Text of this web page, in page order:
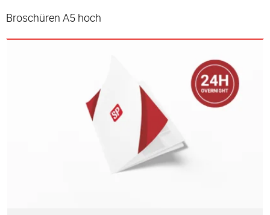
Broschüren A5 hoch